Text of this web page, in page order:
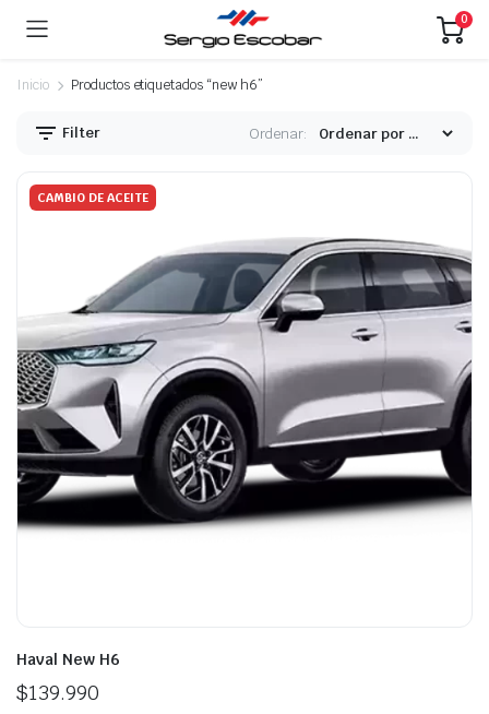
0
Inicio Productos etiquetados “new h6”
Filter Ordenar:
CAMBIO DE ACEITE
Haval New H6
$139.990